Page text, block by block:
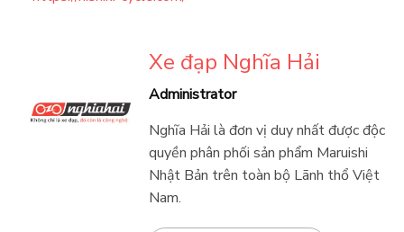
Xe đạp Nghĩa Hải
Administrator
Nghĩa Hải là đơn vị duy nhất được độc
quyền phân phối sản phẩm Maruishi
Nhật Bản trên toàn bộ Lãnh thổ Việt
Nam.